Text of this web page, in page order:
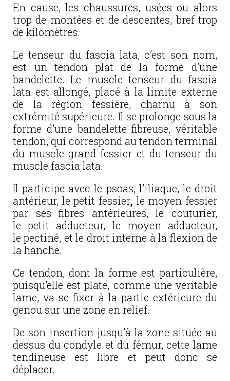
En cause, les chaussures, usées ou alors
trop de montées et de descentes, bref trop
de kilomètres.
Le tenseur du fascia lata, c’est son nom,
est un tendon plat de la forme d’une
bandelette. Le muscle tenseur du fascia
lata est allongé, placé à la limite externe
de la région fessière, charnu à son
extrémité supérieure. Il se prolonge sous la
forme d’une bandelette fibreuse, véritable
tendon, qui correspond au tendon terminal
du muscle grand fessier et du tenseur du
muscle fascia lata.
Il participe avec le psoas, l’iliaque, le droit
antérieur, le petit fessier, le moyen fessier
par ses fibres antérieures, le couturier,
le petit adducteur, le moyen adducteur,
le pectiné, et le droit interne à la flexion de
la hanche.
Ce tendon, dont la forme est particulière,
puisqu’elle est plate, comme une véritable
lame, va se fixer à la partie extérieure du
genou sur une zone en relief.
De son insertion jusqu’à la zone située au
dessus du condyle et du fémur, cette lame
tendineuse est libre et peut donc se
déplacer.